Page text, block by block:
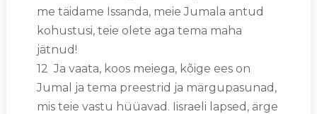
me täidame Issanda, meie Jumala antud
kohustusi, teie olete aga tema maha
jätnud!
12 Ja vaata, koos meiega, kõige ees on
Jumal ja tema preestrid ja märgupasunad,
mis teie vastu hüüavad. Iisraeli lapsed, ärge